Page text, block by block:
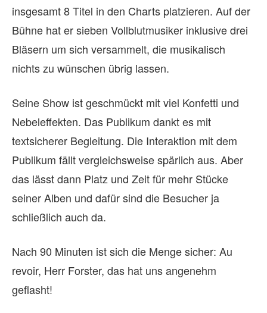
insgesamt 8 Titel in den Charts platzieren. Auf der
Bühne hat er sieben Vollblutmusiker inklusive drei
Bläsern um sich versammelt, die musikalisch
nichts zu wünschen übrig lassen.
Seine Show ist geschmückt mit viel Konfetti und
Nebeleffekten. Das Publikum dankt es mit
textsicherer Begleitung. Die Interaktion mit dem
Publikum fällt vergleichsweise spärlich aus. Aber
das lässt dann Platz und Zeit für mehr Stücke
seiner Alben und dafür sind die Besucher ja
schließlich auch da.
Nach 90 Minuten ist sich die Menge sicher: Au
revoir, Herr Forster, das hat uns angenehm
geflasht!